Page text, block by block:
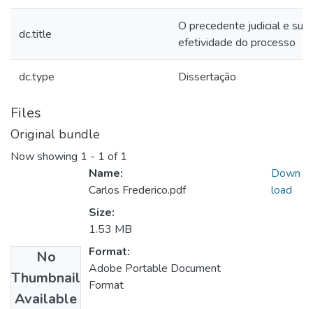
dc.title
O precedente judicial e sua
efetividade do processo
dc.type Dissertação
Files
Original bundle
Now showing 1 - 1 of 1
No
Thumbnail
Available
Name:
Carlos Frederico.pdf
Size:
1.53 MB
Format:
Adobe Portable Document
Format
Down
load